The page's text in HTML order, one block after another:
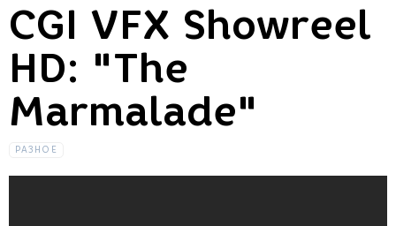
CGI VFX Showreel
HD: "The
Marmalade"
РАЗНОЕ